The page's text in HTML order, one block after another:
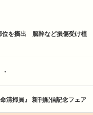
を摘出　脳幹など損傷受け植
清掃員』 新刊配信記念フェア